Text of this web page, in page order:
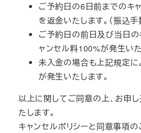
ご予約日の6日前までのキ
を返金いたします。（振込手
ご予約日の前日及び当日の
ャンセル料100%が発生いた
未入金の場合も上記規定に
が発生いたします。
以上に関してご同意の上、お申
たします。
キャンセルポリシーと同意事項